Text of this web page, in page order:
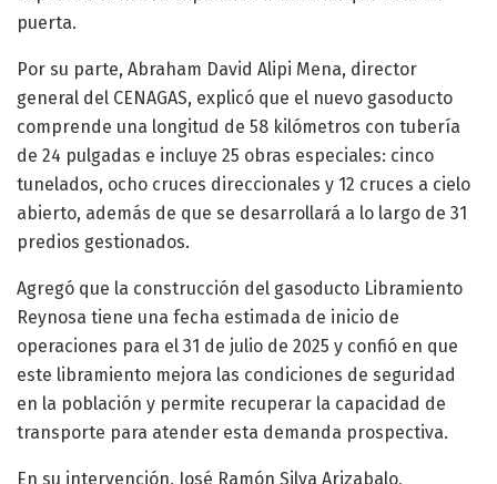
puerta.
Por su parte, Abraham David Alipi Mena, director
general del CENAGAS, explicó que el nuevo gasoducto
comprende una longitud de 58 kilómetros con tubería
de 24 pulgadas e incluye 25 obras especiales: cinco
tunelados, ocho cruces direccionales y 12 cruces a cielo
abierto, además de que se desarrollará a lo largo de 31
predios gestionados.
Agregó que la construcción del gasoducto Libramiento
Reynosa tiene una fecha estimada de inicio de
operaciones para el 31 de julio de 2025 y confió en que
este libramiento mejora las condiciones de seguridad
en la población y permite recuperar la capacidad de
transporte para atender esta demanda prospectiva.
En su intervención, José Ramón Silva Arizabalo,